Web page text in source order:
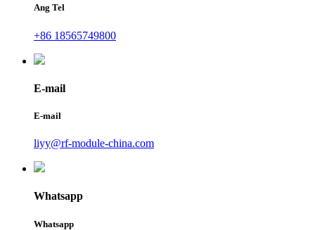
Ang Tel
+86 18565749800
E-mail
E-mail
liyy@rf-module-china.com
Whatsapp
Whatsapp